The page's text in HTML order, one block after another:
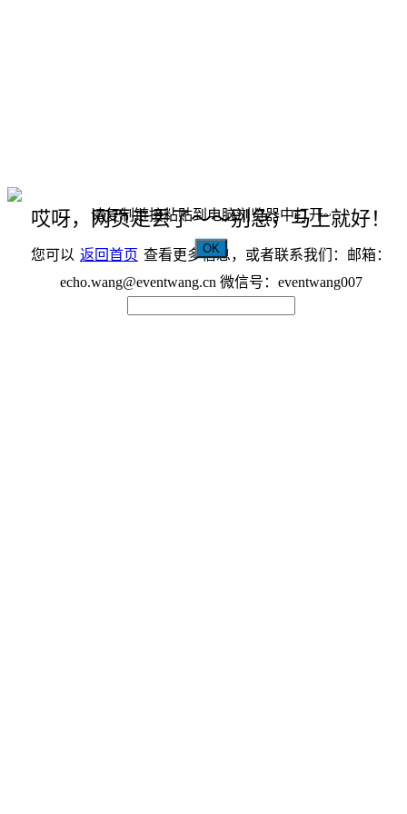
哎呀，网页走丢了～～别急，马上就好！
您可以 返回首页 查看更多信息，或者联系我们：邮箱：
echo.wang@eventwang.cn 微信号：eventwang007
请复制链接粘贴到电脑浏览器中打开~
OK